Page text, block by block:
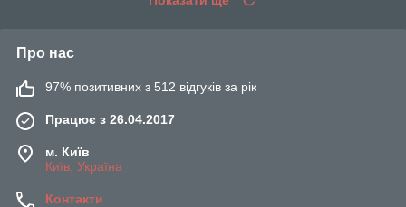
Про нас
97% позитивних з 512 відгуків за рік
Працює з 26.04.2017
м. Київ
Київ, Україна
Контакти